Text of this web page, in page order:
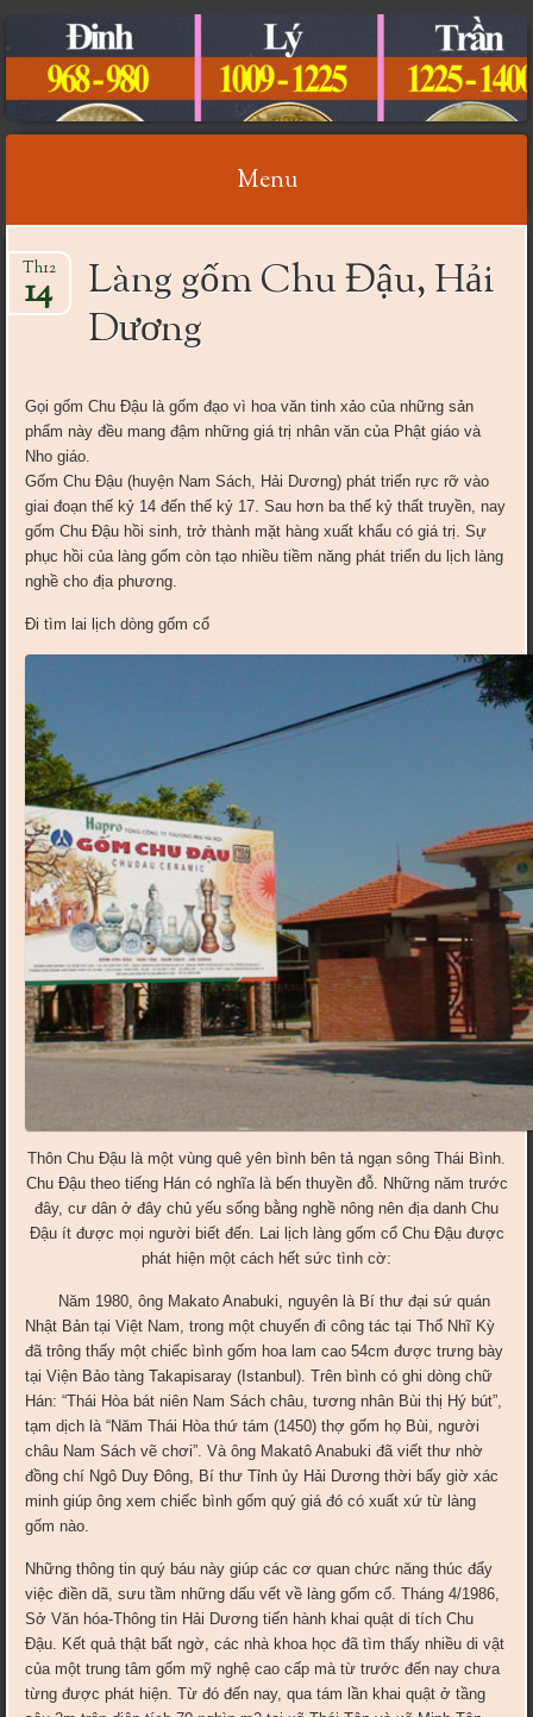
CỔ VẬT VIỆT NAM
Menu
to
content
Làng gốm Chu Đậu, Hải
Dương
Th12
14
Gọi gốm Chu Đậu là gốm đạo vì hoa văn tinh xảo của những sản
phẩm này đều mang đậm những giá trị nhân văn của Phật giáo và
Nho giáo.
Gốm Chu Đậu (huyện Nam Sách, Hải Dương) phát triển rực rỡ vào
giai đoạn thế kỷ 14 đến thế kỷ 17. Sau hơn ba thế kỷ thất truyền, nay
gốm Chu Đậu hồi sinh, trở thành mặt hàng xuất khẩu có giá trị. Sự
phục hồi của làng gốm còn tạo nhiều tiềm năng phát triển du lịch làng
nghề cho địa phương.
Đi tìm lai lịch dòng gốm cổ
Thôn Chu Đậu là một vùng quê yên bình bên tả ngạn sông Thái Bình.
Chu Đậu theo tiếng Hán có nghĩa là bến thuyền đỗ. Những năm trước
đây, cư dân ở đây chủ yếu sống bằng nghề nông nên địa danh Chu
Đậu ít được mọi người biết đến. Lai lịch làng gốm cổ Chu Đậu được
phát hiện một cách hết sức tình cờ:
Năm 1980, ông Makato Anabuki, nguyên là Bí thư đại sứ quán
Nhật Bản tại Việt Nam, trong một chuyến đi công tác tại Thổ Nhĩ Kỳ
đã trông thấy một chiếc bình gốm hoa lam cao 54cm được trưng bày
tại Viện Bảo tàng Takapisaray (Istanbul). Trên bình có ghi dòng chữ
Hán: “Thái Hòa bát niên Nam Sách châu, tương nhân Bùi thị Hý bút”,
tạm dịch là “Năm Thái Hòa thứ tám (1450) thợ gốm họ Bùi, người
châu Nam Sách vẽ chơi”. Và ông Makatô Anabuki đã viết thư nhờ
đồng chí Ngô Duy Đông, Bí thư Tỉnh ủy Hải Dương thời bấy giờ xác
minh giúp ông xem chiếc bình gốm quý giá đó có xuất xứ từ làng
gốm nào.
Những thông tin quý báu này giúp các cơ quan chức năng thúc đẩy
việc điền dã, sưu tầm những dấu vết về làng gốm cổ. Tháng 4/1986,
Sở Văn hóa-Thông tin Hải Dương tiến hành khai quật di tích Chu
Đậu. Kết quả thật bất ngờ, các nhà khoa học đã tìm thấy nhiều di vật
của một trung tâm gốm mỹ nghệ cao cấp mà từ trước đến nay chưa
từng được phát hiện. Từ đó đến nay, qua tám lần khai quật ở tầng